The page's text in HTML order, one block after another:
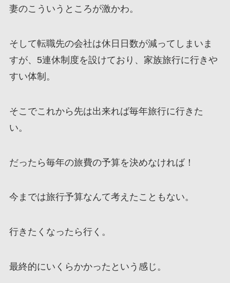
妻のこういうところが激かわ。
そして転職先の会社は休日日数が減ってしまいま
すが、5連休制度を設けており、家族旅行に行きや
すい体制。
そこでこれから先は出来れば毎年旅行に行きた
い。
だったら毎年の旅費の予算を決めなければ！
今までは旅行予算なんて考えたこともない。
行きたくなったら行く。
最終的にいくらかかったという感じ。